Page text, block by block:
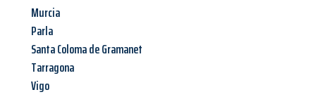
Murcia
Parla
Santa Coloma de Gramanet
Tarragona
Vigo